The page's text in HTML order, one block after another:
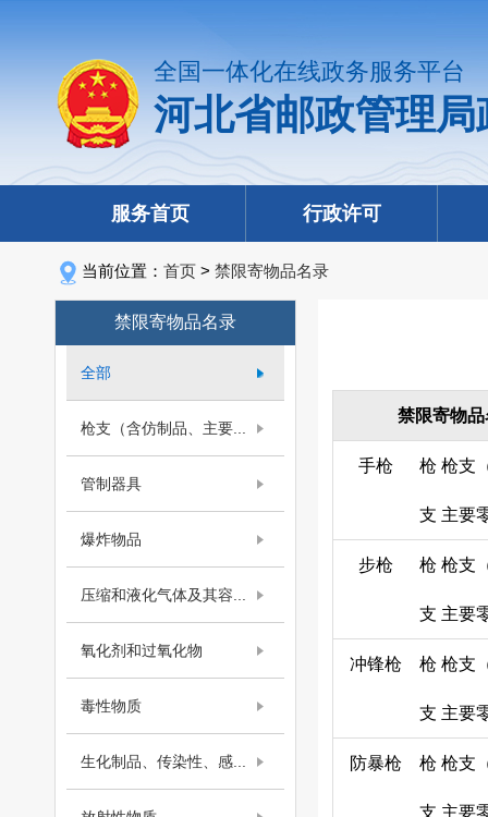
全国一体化在线政务服务平台
河北省邮政管理
服务首页 行政许可
当前位置： 首页 > 禁限寄物品名录
禁限寄物品名录
全部
枪支（含仿制品、主要...
管制器具
爆炸物品
压缩和液化气体及其容...
氧化剂和过氧化物
毒性物质
生化制品、传染性、感...
禁限寄物
手枪 枪
支
枪支
主要
步枪 枪
支
枪支
主要
冲锋枪 枪
支
枪支
主要
防暴枪 枪
支
枪支
主要